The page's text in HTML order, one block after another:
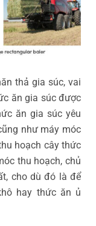
thả gia súc, vai
ăn gia súc được
ăn gia súc yêu
như máy móc
hoạch cây thức
thu hoạch, chủ
cho dù đó là để
hay thức ăn ủ